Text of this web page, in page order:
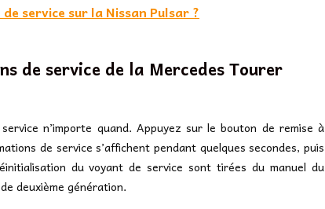
service sur la Nissan Pulsar ?
de service de la Mercedes Tourer
n’importe quand. Appuyez sur le bouton de remise à
de service s’affichent pendant quelques secondes, puis
du voyant de service sont tirées du manuel du
deuxième génération.